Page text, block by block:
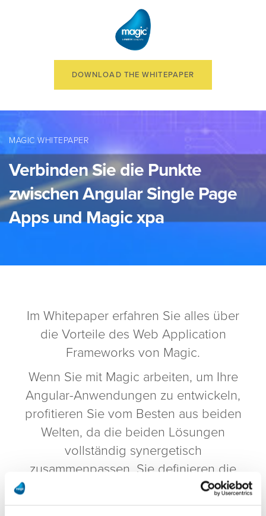
DOWNLOAD THE WHITEPAPER
MAGIC WHITEPAPER
Verbinden Sie die Punkte
zwischen Angular Single Page
Apps und Magic xpa
Im Whitepaper erfahren Sie alles über
die Vorteile des Web Application
Frameworks von Magic.
Wenn Sie mit Magic arbeiten, um Ihre
Angular-Anwendungen zu entwickeln,
profitieren Sie vom Besten aus beiden
Welten, da die beiden Lösungen
vollständig synergetisch
zusammenpassen. Sie definieren die
Geschäftslogik in Magic, sowohl für das